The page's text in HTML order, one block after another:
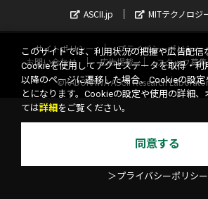
ASCII.jp
MITテクノロジ
サイトポリシー プライバシーポリシー
お問い合わせ
広告掲載 スタッフ募集
©KADOKAWA ASCII Research
このサイトでは、利用状況の把握や広告配信
Cookieを使用してアクセスデータを取得・利
以降のページに遷移した場合、Cookieの設定
とになります。Cookieの設定や使用の詳細
ては詳細 をご覧ください。
同意する
＞プライバシーポリシー